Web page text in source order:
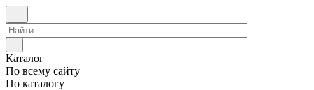
Каталог
По всему сайту
По каталогу